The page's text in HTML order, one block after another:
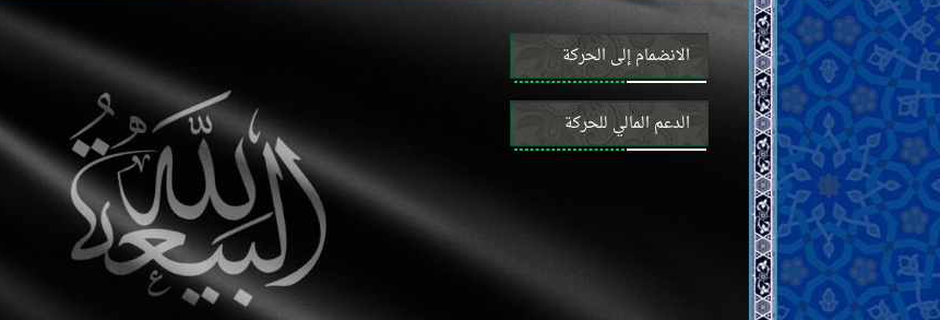
الانضمام إلى الحركة
الدعم المالي للحركة